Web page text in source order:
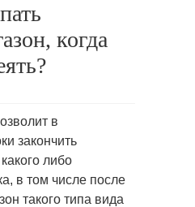
когда
в
закончить
либо
в том числе после
такого типа вида